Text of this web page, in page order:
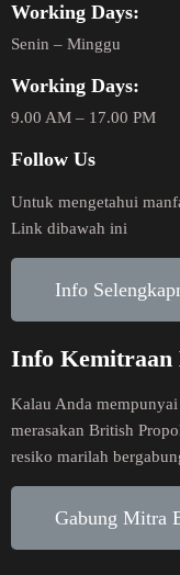
Working Days:
Senin – Minggu
Working Days:
9.00 AM – 17.00 PM
Follow Us
Untuk mengetahui
Link dibawah ini
Info
Info Kemitraan
Kalau Anda mempunyai
merasakan British
resiko marilah
Gabung Mitra